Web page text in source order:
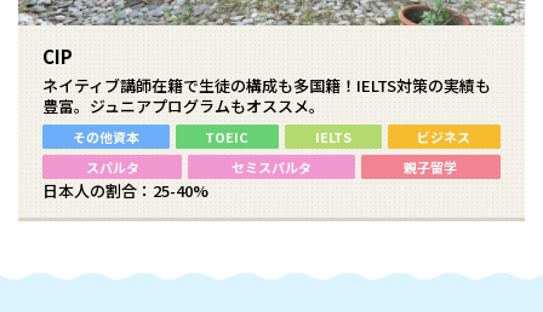
CIP
ネイティブ講師在籍で生徒の構成も多国籍！IELTS対策の実績も
豊富。ジュニアプログラムもオススメ。
その他資本 TOEIC IELTS
ビジネス
スパルタ
セミスパルタ 親子留学
日本人の割合：25-40%